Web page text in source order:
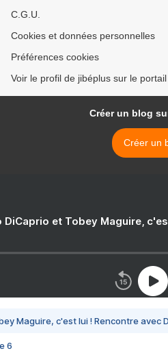
C.G.U.
Cookies et données personnelles
Préférences cookies
Voir le profil de jibéplus sur le
Créer un blog
Créer un
DiCaprio et Tobey Maguire,
Maguire, c'est lui ! Rencontre avec
6